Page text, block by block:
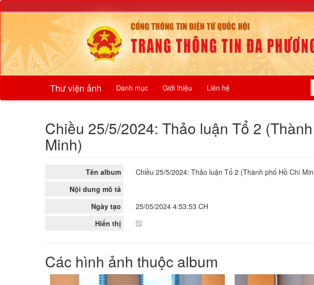
Thư viện ảnh Danh mục Giới thiệu Liên hệ
Chiều 25/5/2024: Thảo luận Tổ 2
Minh)
Tên album
Chiều 25/5/2024: Thảo luận Tổ 2 (Thành phố Hồ Chí
Nội dung mô tả
Ngày tạo
25/05/2024 4:53:53 CH
Hiển thị
Các hình ảnh thuộc album